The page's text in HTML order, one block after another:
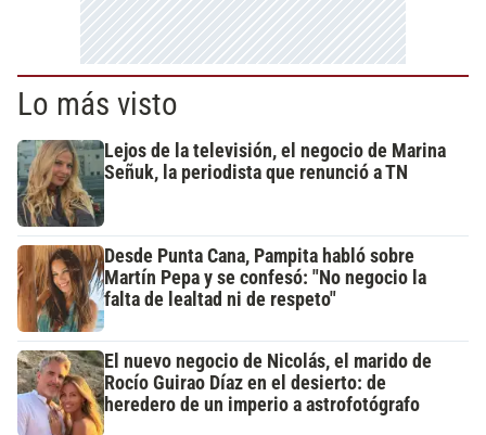
Lo más visto
Lejos de la televisión, el negocio de Marina
Señuk, la periodista que renunció a TN
Desde Punta Cana, Pampita habló sobre
Martín Pepa y se confesó: "No negocio la
falta de lealtad ni de respeto"
El nuevo negocio de Nicolás, el marido de
Rocío Guirao Díaz en el desierto: de
heredero de un imperio a astrofotógrafo